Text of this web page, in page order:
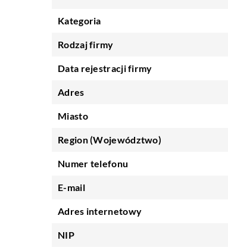
Kategoria
Rodzaj firmy
Data rejestracji firmy
Adres
Miasto
Region (Województwo)
Numer telefonu
E-mail
Adres internetowy
NIP